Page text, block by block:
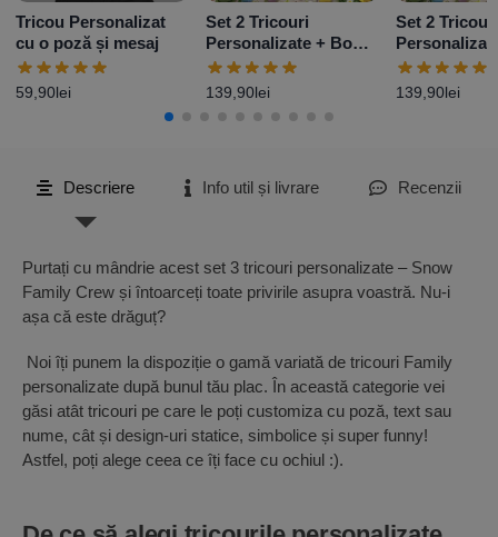
Tricou Personalizat
cu o poză și mesaj
59,90lei
Set 2 Tricouri
Personalizate + Body
– Primul Paște Baby
Girl
139,90lei
Set 2
– Primul
Boy
139,90lei
Descriere Info util și livrare Recenzii
Purtați cu mândrie acest set 3 tricouri personalizate – Snow
Family Crew și întoarceți toate privirile asupra voastră. Nu-i
așa că este drăguț?
Noi îți punem la dispoziție o gamă variată de tricouri Family
personalizate după bunul tău plac. În această categorie vei
găsi atât tricouri pe care le poți customiza cu poză, text sau
nume, cât și design-uri statice, simbolice și super funny!
Astfel, poți alege ceea ce îți face cu ochiul :).